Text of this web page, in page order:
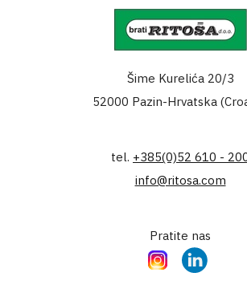
Šime Kurelića 20/3
52000 Pazin-Hrvatska
tel. +385(0)52 610 -
info@ritosa.com
Pratite nas
InstagramLinkedIn